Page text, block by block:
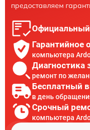
предоставляем
Официальный
Гарантийное
компьютера
Диагностика
ремонт по
Бесплатный
в день
Срочный
компьютера